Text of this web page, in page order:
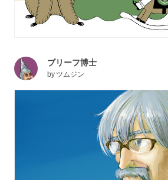
ブリーフ博士
by ツムジン